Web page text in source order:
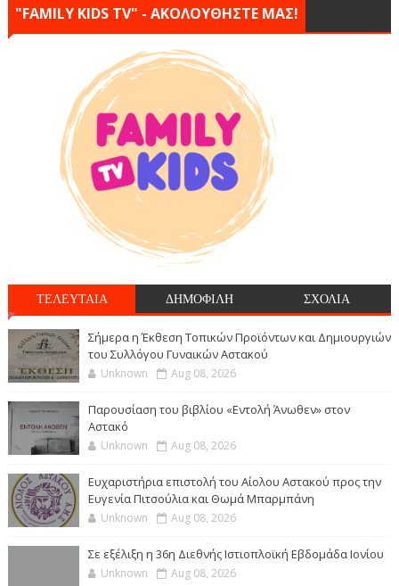
"FAMILY KIDS TV" - ΑΚΟΛΟΥΘΗΣΤΕ ΜΑΣ!
ΤΕΛΕΥΤΑΙΑ ΔΗΜΟΦΙΛΗ ΣΧΟΛΙΑ
Σήμερα η Έκθεση Τοπικών Προϊόντων και Δημιουργιών
του Συλλόγου Γυναικών Αστακού
Unknown Aug 08, 2026
Παρουσίαση του βιβλίου «Εντολή Άνωθεν» στον
Αστακό
Unknown Aug 08, 2026
Ευχαριστήρια επιστολή του Αίολου Αστακού προς την
Ευγενία Πιτσούλια και Θωμά Μπαρμπάνη
Unknown Aug 08, 2026
Σε εξέλιξη η 36η Διεθνής Ιστιοπλοϊκή Εβδομάδα Ιονίου
Unknown Aug 08, 2026